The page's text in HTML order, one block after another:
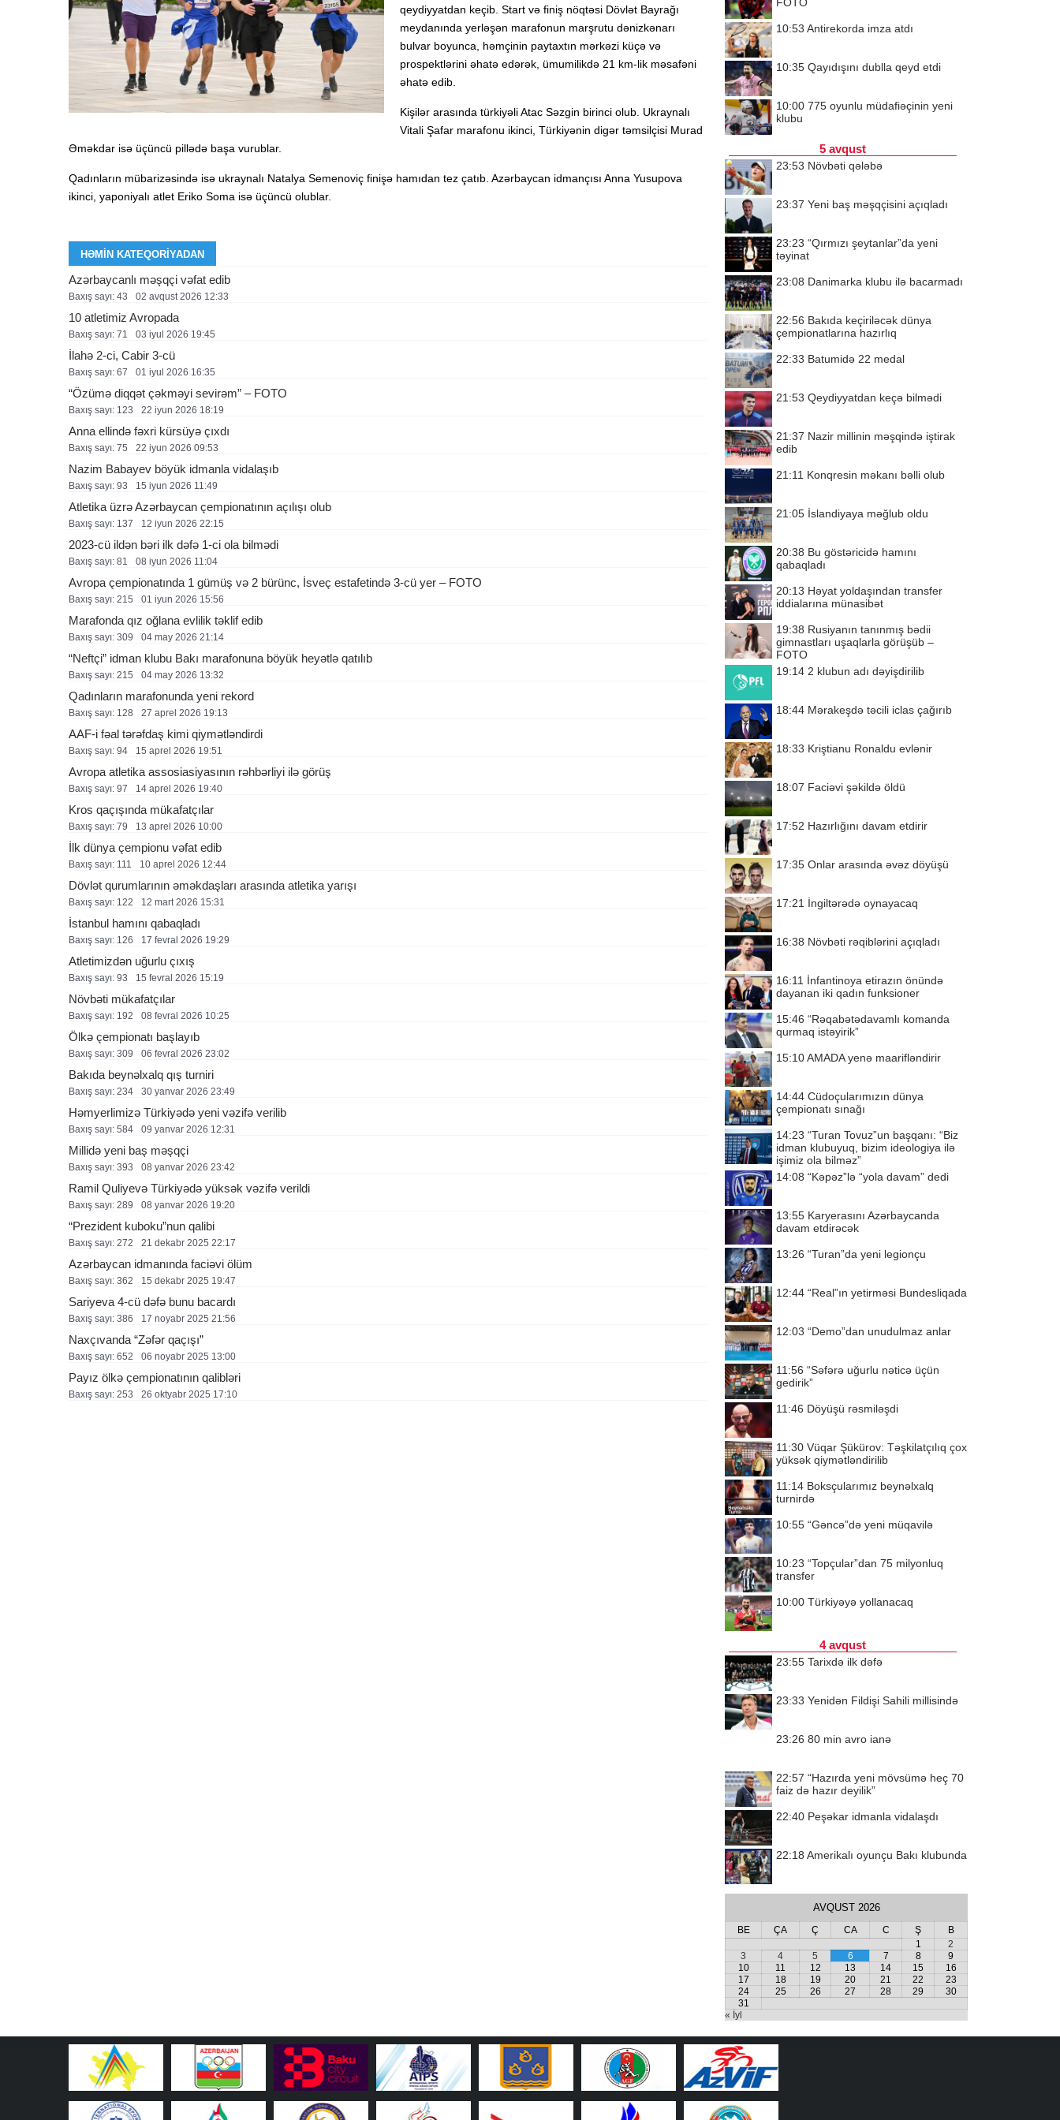
qeydiyyatdan keçib. Start və finiş nöqtəsi Dövlət Bayrağı
meydanında yerləşən marafonun marşrutu dənizkənarı
bulvar boyunca, həmçinin paytaxtın mərkəzi küçə və
prospektlərini əhatə edərək, ümumilikdə 21 km-lik məsafəni
əhatə edib.
Kişilər arasında türkiyəli Atac Səzgin birinci olub. Ukraynalı
Vitali Şafar marafonu ikinci, Türkiyənin digər təmsilçisi Murad
Əməkdar isə üçüncü pillədə başa vurublar.
Qadınların mübarizəsində isə ukraynalı Natalya Semenoviç finişə hamıdan tez çatıb. Azərbaycan idmançısı Anna Yusupova
ikinci, yaponiyalı atlet Eriko Soma isə üçüncü olublar.
HƏMIN KATEQORIYADAN
Azərbaycanlı məşqçi vəfat edib
Baxış sayı: 43 02 avqust 2026 12:33
10 atletimiz Avropada
Baxış sayı: 71 03 i̇yul 2026 19:45
İlahə 2-ci, Cabir 3-cü
Baxış sayı: 67 01 i̇yul 2026 16:35
“Özümə diqqət çəkməyi sevirəm” – FOTO
Baxış sayı: 123 22 i̇yun 2026 18:19
Anna ellində fəxri kürsüyə çıxdı
Baxış sayı: 75 22 i̇yun 2026 09:53
Nazim Babayev böyük idmanla vidalaşıb
Baxış sayı: 93 15 i̇yun 2026 11:49
Atletika üzrə Azərbaycan çempionatının açılışı olub
Baxış sayı: 137 12 i̇yun 2026 22:15
2023-cü ildən bəri ilk dəfə 1-ci ola bilmədi
Baxış sayı: 81 08 i̇yun 2026 11:04
Avropa çempionatında 1 gümüş və 2 bürünc, İsveç estafetində 3-cü yer – FOTO
Baxış sayı: 215 01 i̇yun 2026 15:56
Marafonda qız oğlana evlilik təklif edib
Baxış sayı: 309 04 may 2026 21:14
“Neftçi” idman klubu Bakı marafonuna böyük heyətlə qatılıb
Baxış sayı: 215 04 may 2026 13:32
Qadınların marafonunda yeni rekord
Baxış sayı: 128 27 aprel 2026 19:13
AAF-i fəal tərəfdaş kimi qiymətləndirdi
Baxış sayı: 94 15 aprel 2026 19:51
Avropa atletika assosiasiyasının rəhbərliyi ilə görüş
Baxış sayı: 97 14 aprel 2026 19:40
Kros qaçışında mükafatçılar
Baxış sayı: 79 13 aprel 2026 10:00
İlk dünya çempionu vəfat edib
Baxış sayı: 111 10 aprel 2026 12:44
Dövlət qurumlarının əməkdaşları arasında atletika yarışı
Baxış sayı: 122 12 mart 2026 15:31
İstanbul hamını qabaqladı
Baxış sayı: 126 17 fevral 2026 19:29
Atletimizdən uğurlu çıxış
Baxış sayı: 93 15 fevral 2026 15:19
Növbəti mükafatçılar
Baxış sayı: 192 08 fevral 2026 10:25
Ölkə çempionatı başlayıb
Baxış sayı: 309 06 fevral 2026 23:02
Bakıda beynəlxalq qış turniri
Baxış sayı: 234 30 yanvar 2026 23:49
Həmyerlimizə Türkiyədə yeni vəzifə verilib
Baxış sayı: 584 09 yanvar 2026 12:31
Millidə yeni baş məşqçi
Baxış sayı: 393 08 yanvar 2026 23:42
Ramil Quliyevə Türkiyədə yüksək vəzifə verildi
Baxış sayı: 289 08 yanvar 2026 19:20
“Prezident kuboku”nun qalibi
Baxış sayı: 272 21 dekabr 2025 22:17
Azərbaycan idmanında faciəvi ölüm
Baxış sayı: 362 15 dekabr 2025 19:47
Sariyeva 4-cü dəfə bunu bacardı
Baxış sayı: 386 17 noyabr 2025 21:56
Naxçıvanda “Zəfər qaçışı”
Baxış sayı: 652 06 noyabr 2025 13:00
Payız ölkə çempionatının qalibləri
Baxış sayı: 253 26 oktyabr 2025 17:10
10:53 Antirekorda imza atdı
10:35 Qayıdışını dublla qeyd etdi
10:00 775 oyunlu müdafiəçinin yeni
klubu
5 avqust
23:53 Növbəti qələbə
23:37 Yeni baş məşqçisini açıqladı
23:23 “Qırmızı şeytanlar”da yeni
təyinat
23:08 Danimarka klubu ilə bacarmadı
22:56 Bakıda keçiriləcək dünya
çempionatlarına hazırlıq
22:33 Batumidə 22 medal
21:53 Qeydiyyatdan keçə bilmədi
21:37 Nazir millinin məşqində iştirak
edib
21:11 Konqresin məkanı bəlli olub
21:05 İslandiyaya məğlub oldu
20:38 Bu göstəricidə hamını
qabaqladı
20:13 Həyat yoldaşından transfer
iddialarına münasibət
19:38 Rusiyanın tanınmış bədii
gimnastları uşaqlarla görüşüb –
FOTO
19:14 2 klubun adı dəyişdirilib
18:44 Mərakeşdə təcili iclas çağırıb
18:33 Kriştianu Ronaldu evlənir
18:07 Faciəvi şəkildə öldü
17:52 Hazırlığını davam etdirir
17:35 Onlar arasında əvəz döyüşü
17:21 İngiltərədə oynayacaq
16:38 Növbəti rəqiblərini açıqladı
16:11 İnfantinoya etirazın önündə
dayanan iki qadın funksioner
15:46 “Rəqabətədavamlı komanda
qurmaq istəyirik”
15:10AMADA yenə maarifləndirir
14:44 Cüdoçularımızın dünya
çempionatı sınağı
14:23 “Turan Tovuz”un başqanı: “Biz
idman klubuyuq, bizim ideologiya ilə
işimiz ola bilməz”
14:08 “Kəpəz”lə “yola davam” dedi
13:55 Karyerasını Azərbaycanda
davam etdirəcək
13:26 “Turan”da yeni legionçu
12:44 “Real”ın yetirməsi Bundesliqada
12:03 “Demo”dan unudulmaz anlar
11:56 “Səfərə uğurlu nəticə üçün
gedirik”
11:46 Döyüşü rəsmiləşdi
11:30 Vüqar Şükürov: Təşkilatçılıq çox
yüksək qiymətləndirilib
11:14 Boksçularımız beynəlxalq
turnirdə
10:55 “Gəncə”də yeni müqavilə
10:23 “Topçular”dan 75 milyonluq
transfer
10:00 Türkiyəyə yollanacaq
4 avqust
23:55 Tarixdə ilk dəfə
23:33 Yenidən Fildişi Sahili millisində
23:26 80 min avro ianə
22:57 “Hazırda yeni mövsümə heç 70
faiz də hazır deyilik”
22:40 Peşəkar idmanla vidalaşdı
22:18 Amerikalı oyunçu Bakı klubunda
AVQUST 2026
BE ÇA Ç CA C Ş
B
1
2
3
4 5 6 7 8
9
10
11 12 13 14 15
16
17
18 19 20 21 22
23
24
25 26 27 28 29
30
31
« İyl